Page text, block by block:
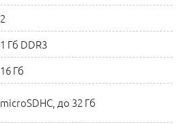
2
1 Гб DDR3
16 Гб
microSDHC, до 32 Гб